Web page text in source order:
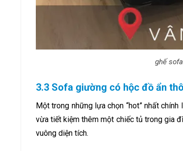
ghế
3.3 Sofa giường có hộc đồ ẩn
Một trong những lựa chọn “hot” nhất chính
vừa tiết kiệm thêm một chiếc tủ trong gia
vuông diện tích.